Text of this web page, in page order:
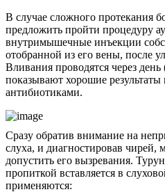
В случае сложного протекания
предложить пройти процедуру
внутримышечные инъекции
отобранной из его вены, после
Вливания проводятся через
показывают хорошие результаты
антибиотиками.
Сразу обратив внимание на
слуха, и диагностировав чирей,
допустить его вызревания.
пропиткой вставляется в
применяются: